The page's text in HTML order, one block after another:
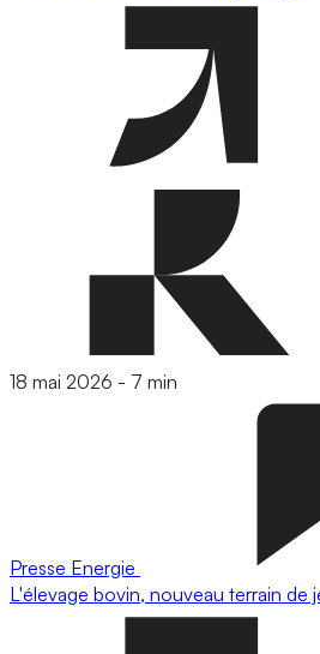
18 mai 2026 - 7 min
Presse Energie
L'élevage bovin, nouveau terrain de